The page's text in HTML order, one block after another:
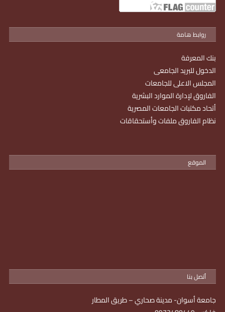
روابط هامة
بنك المعرفة
الدخول للبريد الجامعى
المجلس الاعلى للجامعات
الفاروق لإدارة الموارد البشرية
أتحاد مكتبات الجامعات المصرية
نظام الفاروق ملفات وأستحقاقات
الموقع
أتصل بنا
جامعة أسوان- مدينة صحاري – طريق المطار